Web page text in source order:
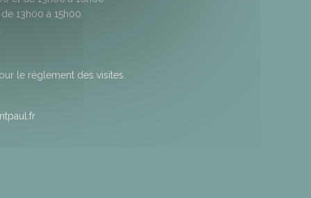
13h00 à 15h00
le règlement des visites.